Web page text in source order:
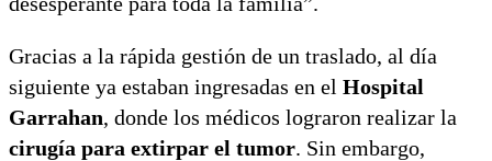
Gracias a la rápida gestión de un traslado, al día
siguiente ya estaban ingresadas en el Hospital
Garrahan, donde los médicos lograron realizar la
cirugía para extirpar el tumor. Sin embargo,